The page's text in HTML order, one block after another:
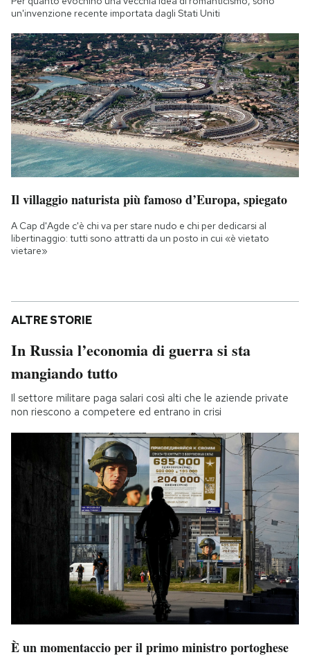
un'invenzione recente importata dagli Stati Uniti
Il villaggio naturista più famoso d’Europa, spiegato
A Cap d'Agde c'è chi va per stare nudo e chi per dedicarsi al
libertinaggio: tutti sono attratti da un posto in cui «è vietato
vietare»
ALTRE STORIE
In Russia l’economia di guerra si sta
mangiando tutto
Il settore militare paga salari così alti che le aziende private
non riescono a competere ed entrano in crisi
È un momentaccio per il primo ministro portoghese